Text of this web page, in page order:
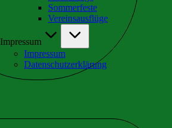
Sommerfeste
Vereinsausflüge
Impressum
Impressum
Datenschutzerklärung